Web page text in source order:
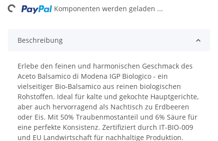
Komponenten werden geladen ...
Beschreibung
Erlebe den feinen und harmonischen Geschmack des
Aceto Balsamico di Modena IGP Biologico - ein
vielseitiger Bio-Balsamico aus reinen biologischen
Rohstoffen. Ideal für kalte und gekochte Hauptgerichte,
aber auch hervorragend als Nachtisch zu Erdbeeren
oder Eis. Mit 50% Traubenmostanteil und 6% Säure für
eine perfekte Konsistenz. Zertifiziert durch IT-BIO-009
und EU Landwirtschaft für nachhaltige Produktion.